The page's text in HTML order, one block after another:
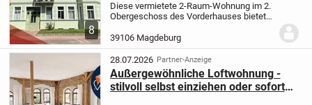
8
Diese vermietete 2-Raum-Wohnung im 2.
Obergeschoss des Vorderhauses bietet
interessante Kapitalanlage für Investoren,
die auf laufende Mieterträge und eine
klar...
39106 Magdeburg
28.07.2026 Partner-Anzeige
Außergewöhnliche Loftwohnung -
stilvoll selbst einziehen oder sofort